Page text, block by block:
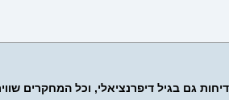
גם בגיל דיפרנציאלי, וכל המחקרים